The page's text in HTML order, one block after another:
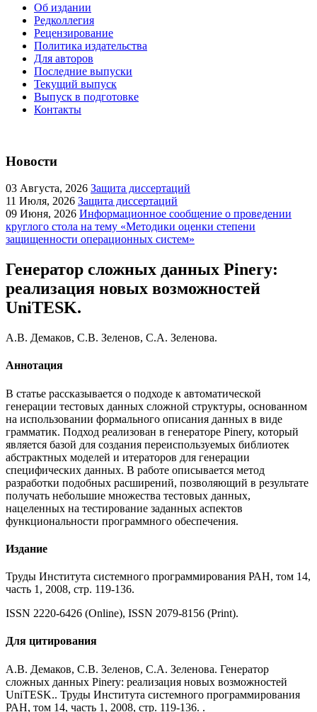
Об издании
Редколлегия
Рецензирование
Политика издательства
Для авторов
Последние выпуски
Текущий выпуск
Выпуск в подготовке
Контакты
Новости
03 Августа, 2026 Защита диссертаций
11 Июля, 2026 Защита диссертаций
09 Июня, 2026 Информационное сообщение о проведении
круглого стола на тему «Методики оценки степени
защищенности операционных систем»
Генератор сложных данных Pinery:
реализация новых возможностей
UniTESK.
А.В. Демаков, С.В. Зеленов, С.А. Зеленова.
Аннотация
В статье рассказывается о подходе к автоматической
генерации тестовых данных сложной структуры, основанном
на использовании формального описания данных в виде
грамматик. Подход реализован в генераторе Pinery, который
является базой для создания переиспользуемых библиотек
абстрактных моделей и итераторов для генерации
специфических данных. В работе описывается метод
разработки подобных расширений, позволяющий в результате
получать небольшие множества тестовых данных,
нацеленных на тестирование заданных аспектов
функциональности программного обеспечения.
Издание
Труды Института системного программирования РАН, том 14,
часть 1, 2008, стр. 119-136.
ISSN 2220-6426 (Online), ISSN 2079-8156 (Print).
Для цитирования
А.В. Демаков, С.В. Зеленов, С.А. Зеленова. Генератор
сложных данных Pinery: реализация новых возможностей
UniTESK.. Труды Института системного программирования
РАН, том 14, часть 1, 2008, стр. 119-136. .